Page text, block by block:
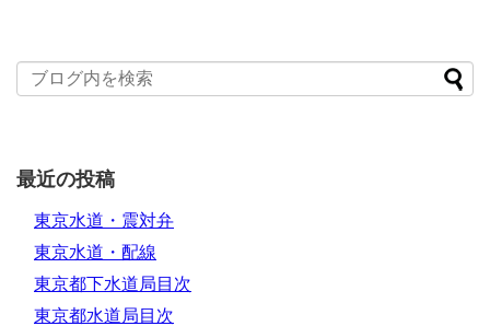
最近の投稿
東京水道・震対弁
東京水道・配線
東京都下水道局目次
東京都水道局目次